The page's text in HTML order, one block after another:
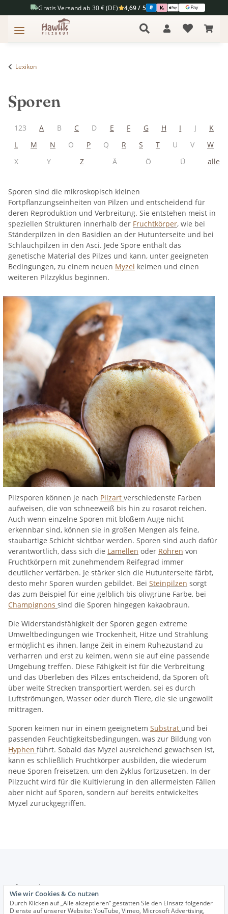
Wie wir Cookies & Co nutzen
Durch Klicken auf „Alle akzeptieren“ gestatten Sie den Einsatz folgender
Dienste auf unserer Website: YouTube, Vimeo, Microsoft Advertising,
Gratis Versand ab 30 € (DE) 4,69 / 5
Lexikon
Sporen
123 A B C D E F G H I J
K
L
M N O P Q R S T U V
W
X
Y Z Ä Ö Ü alle
Sporen sind die mikroskopisch kleinen
Fortpflanzungseinheiten von Pilzen und entscheidend für
deren Reproduktion und Verbreitung. Sie entstehen meist in
speziellen Strukturen innerhalb der Fruchtkörper, wie bei
Ständerpilzen in den Basidien an der Hutunterseite und bei
Schlauchpilzen in den Asci. Jede Spore enthält das
genetische Material des Pilzes und kann, unter geeigneten
Bedingungen, zu einem neuen Myzel keimen und einen
weiteren Pilzzyklus beginnen.
Pilzsporen können je nach Pilzart verschiedenste Farben
aufweisen, die von schneeweiß bis hin zu rosarot reichen.
Auch wenn einzelne Sporen mit bloßem Auge nicht
erkennbar sind, können sie in großen Mengen als feine,
staubartige Schicht sichtbar werden. Sporen sind auch dafür
verantwortlich, dass sich die Lamellen oder Röhren von
Fruchtkörpern mit zunehmendem Reifegrad immer
deutlicher verfärben. Je stärker sich die Hutunterseite färbt,
desto mehr Sporen wurden gebildet. Bei Steinpilzen sorgt
das zum Beispiel für eine gelblich bis olivgrüne Farbe, bei
Champignons sind die Sporen hingegen kakaobraun.
Die Widerstandsfähigkeit der Sporen gegen extreme
Umweltbedingungen wie Trockenheit, Hitze und Strahlung
ermöglicht es ihnen, lange Zeit in einem Ruhezustand zu
verharren und erst zu keimen, wenn sie auf eine passende
Umgebung treffen. Diese Fähigkeit ist für die Verbreitung
und das Überleben des Pilzes entscheidend, da Sporen oft
über weite Strecken transportiert werden, sei es durch
Luftströmungen, Wasser oder durch Tiere, die sie ungewollt
mittragen.
Sporen keimen nur in einem geeignetem Substrat und bei
passenden Feuchtigkeitsbedingungen, was zur Bildung von
Hyphen führt. Sobald das Myzel ausreichend gewachsen ist,
kann es schließlich Fruchtkörper ausbilden, die wiederum
neue Sporen freisetzen, um den Zyklus fortzusetzen. In der
Pilzzucht wird für die Kultivierung in den allermeisten Fällen
aber nicht auf Sporen, sondern auf bereits entwickeltes
Myzel zurückgegriffen.
Informationen